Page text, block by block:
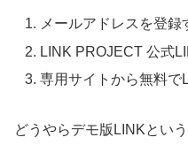
メールアドレスを登録
LINK PROJECT 公式
専用サイトから無料で
どうやらデモ版LINKとい